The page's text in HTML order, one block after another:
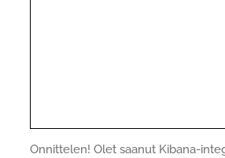
Onnittelen! Olet saanut Kibana-